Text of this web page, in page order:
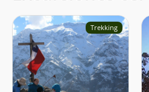
Trekking